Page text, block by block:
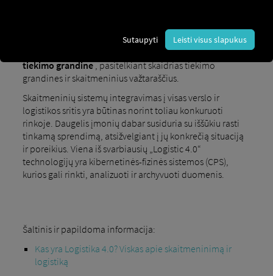
decentralizuotai, visoje įmonėje ir gamyboje, taip pat
naujų, pažangių technologijų diegimui.Tikslas –
kartu suoptimizuota
tiekimo grandine, pasitelkiant skaidrias tiekimo
grandines ir skaitmeninius važtaraščius.
Skaitmeninių sistemų integravimas į visas verslo ir
logistikos sritis yra būtinas norint toliau konkuruoti
rinkoje. Daugelis įmonių dabar susiduria su iššūkiu rasti
tinkamą sprendimą, atsižvelgiant į jų konkrečią situaciją
ir poreikius. Viena iš svarbiausių „Logistic 4.0“
technologijų yra kibernetinės-fizinės sistemos (CPS),
kurios gali rinkti, analizuoti ir archyvuoti duomenis.
Šaltinis ir papildoma informacija:
Kas yra Logistika 4.0? Viskas apie skaitmeninimą ir
logistiką
Sutaupyti Leisti visus slapukus